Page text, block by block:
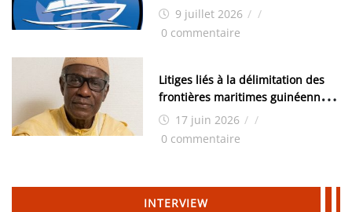
études techniques
9 juillet 2026 / /
0 commentaire
Litiges liés à la délimitation des
frontières maritimes guinéennes:
Idrissa Chérif écrit au ministre
des Hydrocarbures
17 juin 2026 / /
0 commentaire
INTERVIEW